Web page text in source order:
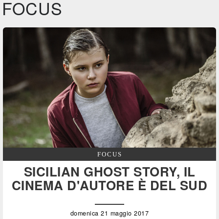
FOCUS
FOCUS
SICILIAN GHOST STORY, IL
CINEMA D'AUTORE È DEL SUD
domenica 21 maggio 2017